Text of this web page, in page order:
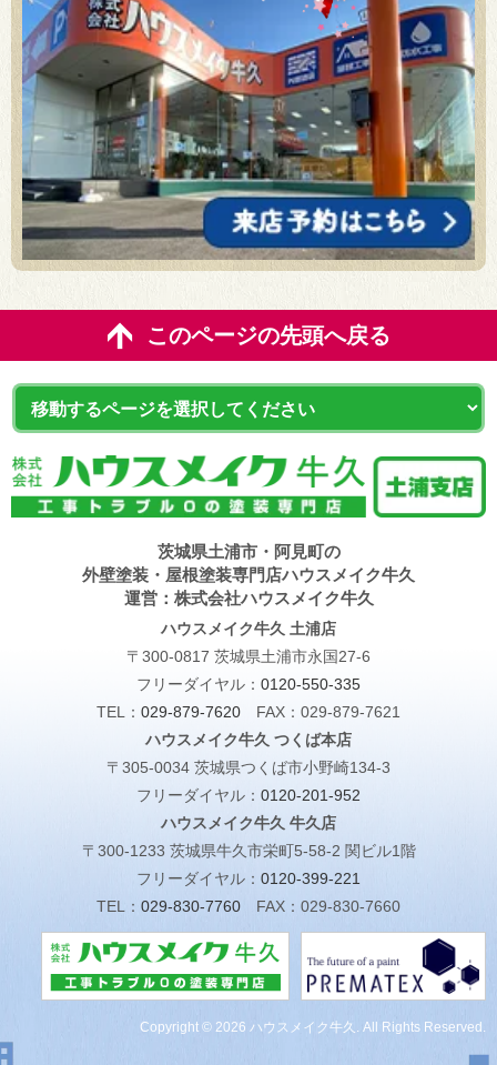
このページの先頭へ戻る
茨城県土浦市・阿見町の
外壁塗装・屋根塗装専門店ハウスメイク牛久
運営：株式会社ハウスメイク牛久
ハウスメイク牛久 土浦店
〒300-0817 茨城県土浦市永国27-6
フリーダイヤル： 0120-550-335
TEL： 029-879-7620 FAX：029-879-7621
ハウスメイク牛久 つくば本店
〒305-0034 茨城県つくば市小野崎134-3
フリーダイヤル： 0120-201-952
ハウスメイク牛久 牛久店
〒300-1233 茨城県牛久市栄町5-58-2 関ビル1階
フリーダイヤル： 0120-399-221
TEL： 029-830-7760 FAX：029-830-7660
Copyright © 2026 ハウスメイク牛久. All Rights Reserved.